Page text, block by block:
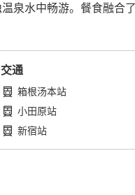
泉水中畅游。餐食融
交通
箱根汤本站
小田原站
新宿站